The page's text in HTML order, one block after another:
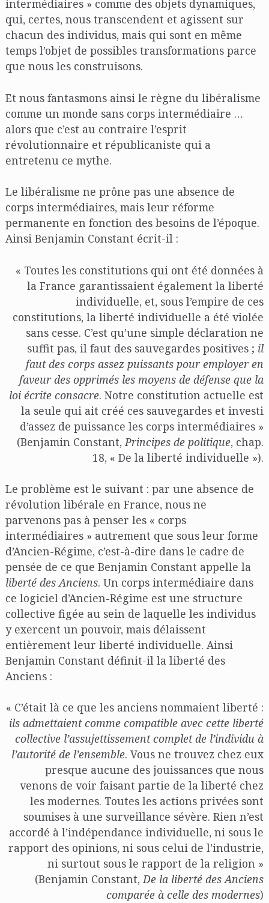
intermédiaires » comme des objets dynamiques,
qui, certes, nous transcendent et agissent sur
chacun des individus, mais qui sont en même
temps l’objet de possibles transformations parce
que nous les construisons.
Et nous fantasmons ainsi le règne du libéralisme
comme un monde sans corps intermédiaire …
alors que c’est au contraire l’esprit
révolutionnaire et républicaniste qui a
entretenu ce mythe.
Le libéralisme ne prône pas une absence de
corps intermédiaires, mais leur réforme
permanente en fonction des besoins de l’époque.
Ainsi Benjamin Constant écrit-il :
« Toutes les constitutions qui ont été données à
la France garantissaient également la liberté
individuelle, et, sous l’empire de ces
constitutions, la liberté individuelle a été violée
sans cesse. C’est qu’une simple déclaration ne
suffit pas, il faut des sauvegardes positives ; il
faut des corps assez puissants pour employer en
faveur des opprimés les moyens de défense que la
loi écrite consacre. Notre constitution actuelle est
la seule qui ait créé ces sauvegardes et investi
d’assez de puissance les corps intermédiaires »
(Benjamin Constant, Principes de politique, chap.
18, « De la liberté individuelle »).
Le problème est le suivant : par une absence de
révolution libérale en France, nous ne
parvenons pas à penser les « corps
intermédiaires » autrement que sous leur forme
d’Ancien-Régime, c’est-à-dire dans le cadre de
pensée de ce que Benjamin Constant appelle la
liberté des Anciens. Un corps intermédiaire dans
ce logiciel d’Ancien-Régime est une structure
collective figée au sein de laquelle les individus
y exercent un pouvoir, mais délaissent
entièrement leur liberté individuelle. Ainsi
Benjamin Constant définit-il la liberté des
Anciens :
« C’était là ce que les anciens nommaient liberté :
ils admettaient comme compatible avec cette liberté
collective l’assujettissement complet de l’individu à
l’autorité de l’ensemble. Vous ne trouvez chez eux
presque aucune des jouissances que nous
venons de voir faisant partie de la liberté chez
les modernes. Toutes les actions privées sont
soumises à une surveillance sévère. Rien n’est
accordé à l’indépendance individuelle, ni sous le
rapport des opinions, ni sous celui de l’industrie,
ni surtout sous le rapport de la religion »
(Benjamin Constant,De la liberté des Anciens
comparée à celle des modernes)